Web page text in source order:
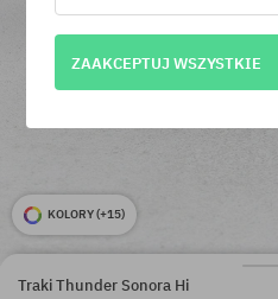
KOLORY (+15)
Traki Thunder Sonora Hi
ZAAKCEPTUJ WSZYSTKIE